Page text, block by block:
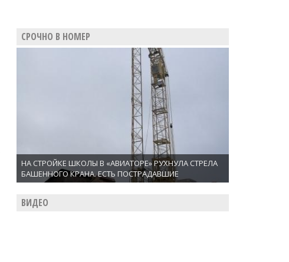
СРОЧНО В НОМЕР
НА СТРОЙКЕ ШКОЛЫ В «АВИАТОРЕ» РУХНУЛА СТРЕЛА
БАШЕННОГО КРАНА. ЕСТЬ ПОСТРАДАВШИЕ
ВИДЕО